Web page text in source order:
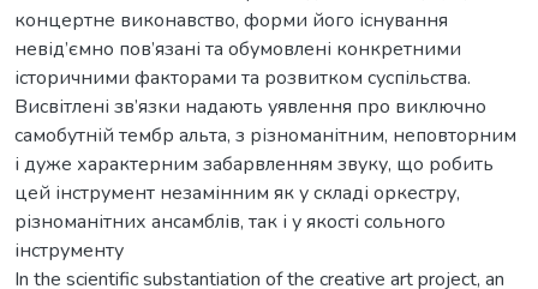
концертне виконавство, форми його існування
невід’ємно пов’язані та обумовлені конкретними
історичними факторами та розвитком суспільства.
Висвітлені зв’язки надають уявлення про виключно
самобутній тембр альта, з різноманітним, неповторним
і дуже характерним забарвленням звуку, що робить
цей інструмент незамінним як у складі оркестру,
різноманітних ансамблів, так і у якості сольного
інструменту
In the scientific substantiation of the creative art project, an